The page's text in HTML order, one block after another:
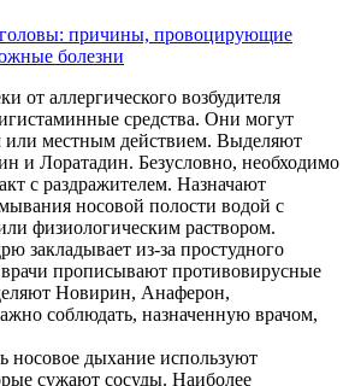
причины, провоцирующие
болезни
от аллергического возбудителя
средства. Они могут
или местным действием. Выделяют
и Лоратадин. Безусловно, необходимо
с раздражителем. Назначают
носовой полости водой с
физиологическим раствором.
закладывает из-за простудного
врачи прописывают противовирусные
Новирин, Анаферон,
соблюдать, назначенную врачом,
носовое дыхание используют
сужают сосуды. Наиболее